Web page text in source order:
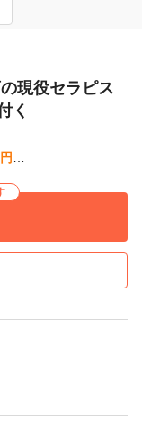
現役セラピス
く
円 …